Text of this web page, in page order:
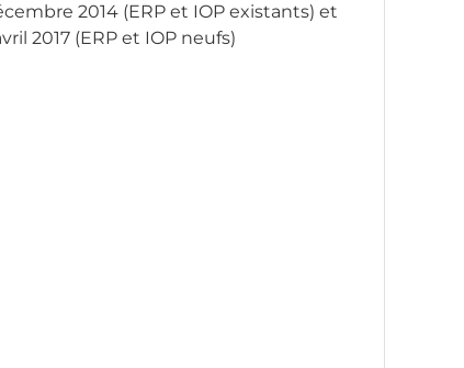
2014 (ERP et IOP existants) et
2017 (ERP et IOP neufs)